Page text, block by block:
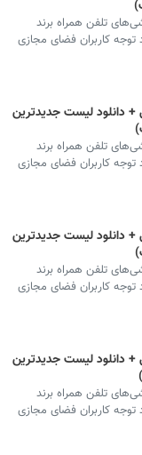
تلفن همراه برند
توجه کاربران فضای مجازی
دانلود لیست جدیدترین
تلفن همراه برند
توجه کاربران فضای مجازی
دانلود لیست جدیدترین
تلفن همراه برند
توجه کاربران فضای مجازی
دانلود لیست جدیدترین
تلفن همراه برند
توجه کاربران فضای مجازی